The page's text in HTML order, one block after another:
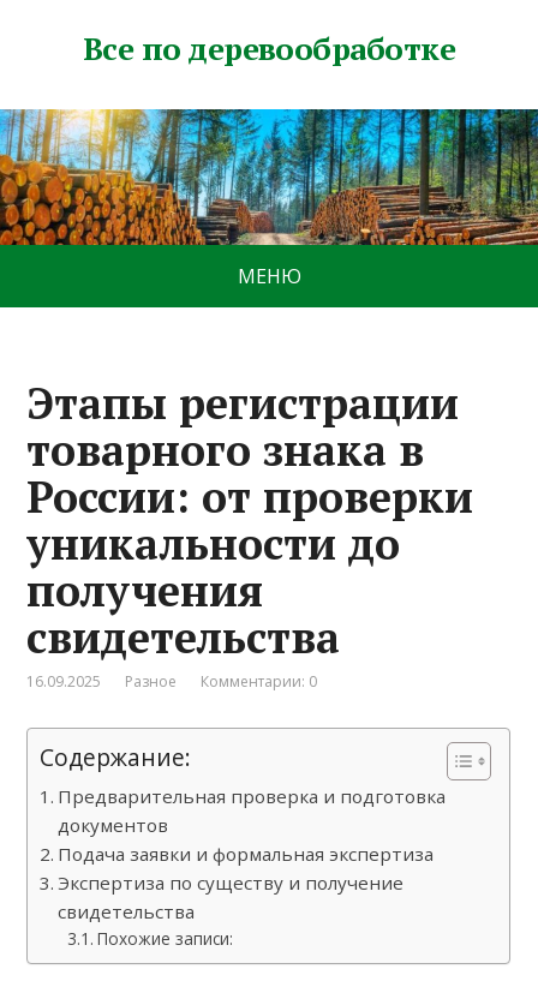
Все по деревообработке
МЕНЮ
Этапы регистрации
товарного знака в
России: от проверки
уникальности до
получения
свидетельства
16.09.2025 Разное Комментарии: 0
Содержание:
Предварительная проверка и подготовка
документов
Подача заявки и формальная экспертиза
Экспертиза по существу и получение
свидетельства
Похожие записи: